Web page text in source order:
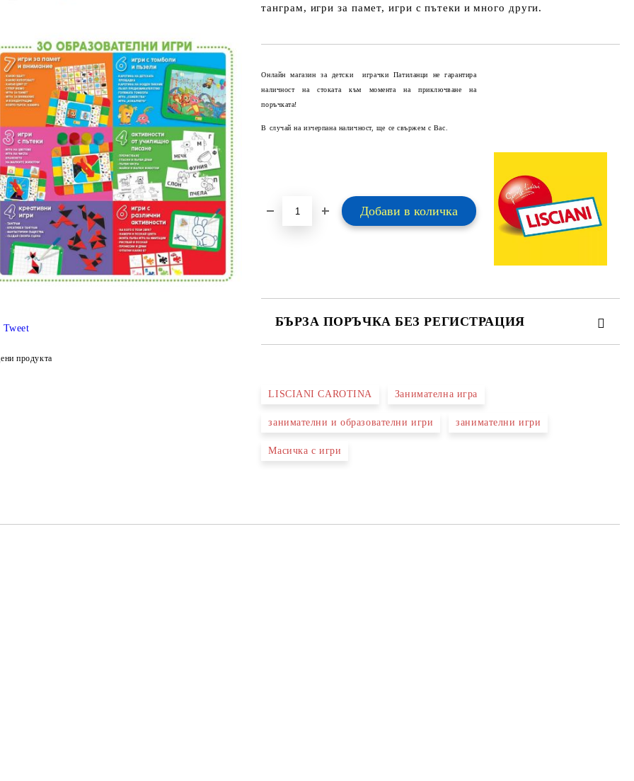
танграм, игри за памет, игри с пътеки и много други.
Онлайн магазин за детски играчки Патиланци не гарантира
наличност на стоката към момента на приключване на
поръчката!
В случай на изчерпана наличност, ще се свържем с Вас.
БЪРЗА ПОРЪЧКА БЕЗ РЕГИСТРАЦИЯ
Ние ще се свържем с вас в рамките на работния ден.
LISCIANI CAROTINA Занимателна игра
занимателни и образователни игри занимателни игри
Масичка с игри
Tweet
продукта